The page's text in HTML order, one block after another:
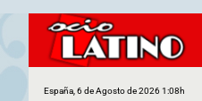
España, 6 de Agosto de 2026 1:08h